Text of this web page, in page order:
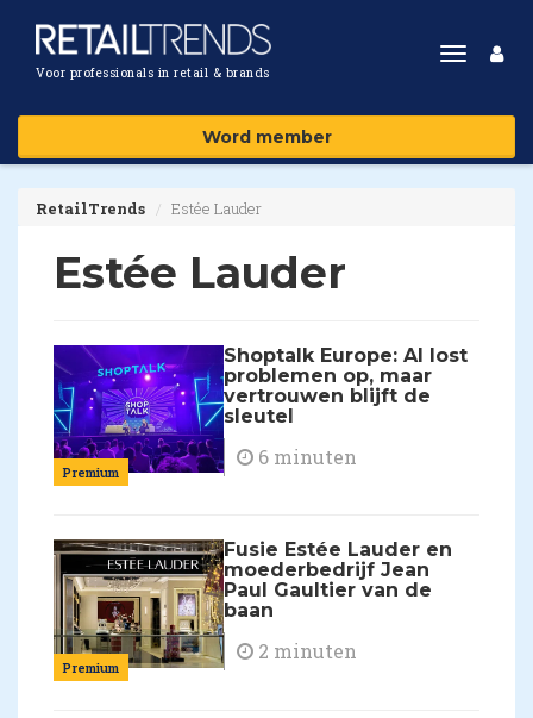
Voor professionals in retail & brands
Toggle
Word member
RetailTrends Estée Lauder
Estée Lauder
Premium
Shoptalk Europe: AI lost
problemen op, maar
vertrouwen blijft de
sleutel
6 minuten
Premium
Fusie Estée Lauder en
moederbedrijf Jean
Paul Gaultier van de
baan
2 minuten